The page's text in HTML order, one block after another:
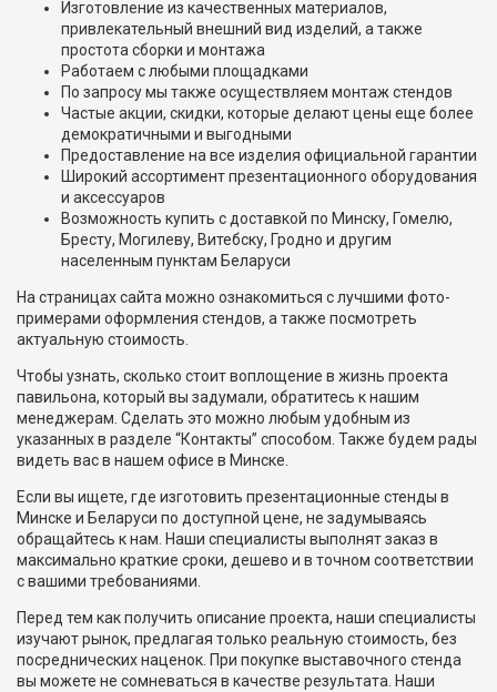
Изготовление из качественных материалов,
привлекательный внешний вид изделий, а также
простота сборки и монтажа
Работаем с любыми площадками
По запросу мы также осуществляем монтаж стендов
Частые акции, скидки, которые делают цены еще более
демократичными и выгодными
Предоставление на все изделия официальной гарантии
Широкий ассортимент презентационного оборудования
и аксессуаров
Возможность купить с доставкой по Минску, Гомелю,
Бресту, Могилеву, Витебску, Гродно и другим
населенным пунктам Беларуси
На страницах сайта можно ознакомиться с лучшими фото-
примерами оформления стендов, а также посмотреть
актуальную стоимость.
Чтобы узнать, сколько стоит воплощение в жизнь проекта
павильона, который вы задумали, обратитесь к нашим
менеджерам. Сделать это можно любым удобным из
указанных в разделе “Контакты” способом. Также будем рады
видеть вас в нашем офисе в Минске.
Если вы ищете, где изготовить презентационные стенды в
Минске и Беларуси по доступной цене, не задумываясь
обращайтесь к нам. Наши специалисты выполнят заказ в
максимально краткие сроки, дешево и в точном соответствии
с вашими требованиями.
Перед тем как получить описание проекта, наши специалисты
изучают рынок, предлагая только реальную стоимость, без
посреднических наценок. При покупке выставочного стенда
вы можете не сомневаться в качестве результата. Наши